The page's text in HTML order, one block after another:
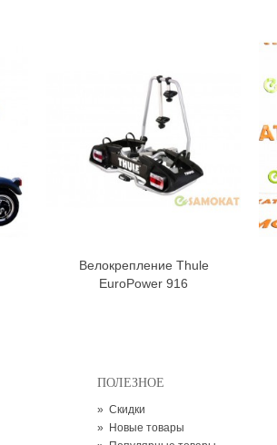
В корзину
Велокрепление Thule
EuroPower 916
ПОЛЕЗНОЕ
» Скидки
» Новые товары